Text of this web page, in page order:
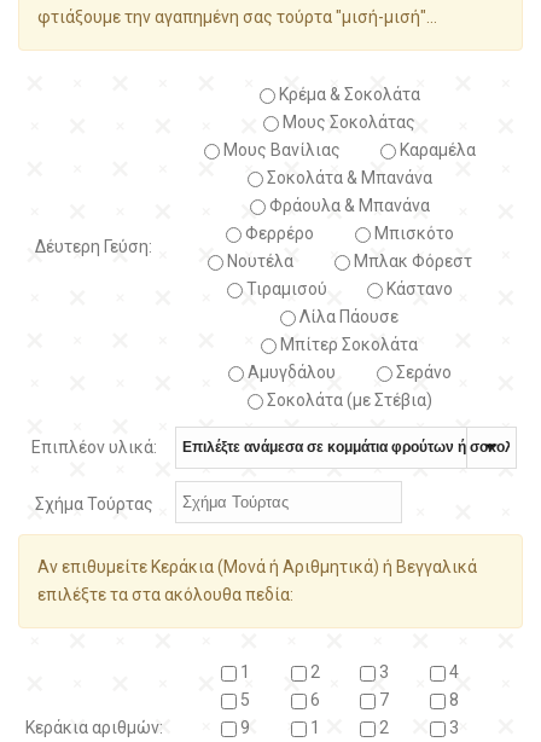
φτιάξουμε την αγαπημένη σας τούρτα "μισή-μισή"...
Δέυτερη Γεύση:
Κρέμα & Σοκολάτα
Μους Σοκολάτας
Μους Βανίλιας
Καραμέλα
Σοκολάτα & Μπανάνα
Φράουλα & Μπανάνα
Φερρέρο
Μπισκότο
Νουτέλα
Μπλακ Φόρεστ
Τιραμισού
Κάστανο
Λίλα Πάουσε
Μπίτερ Σοκολάτα
Αμυγδάλου
Σεράνο
Σοκολάτα (με Στέβια)
Επιπλέον υλικά:
Σχήμα Τούρτας
Αν επιθυμείτε Κεράκια (Μονά ή Αριθμητικά) ή Βεγγαλικά
επιλέξτε τα στα ακόλουθα πεδία:
Κεράκια αριθμών:
1 2 3
4
5
6 7
8
9
1 2
3